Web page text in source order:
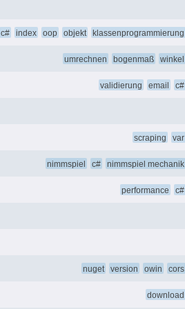
c# index oop objekt klassenprogrammierung
umrechnen bogenmaß winkel
validierung email c#
scraping var
nimmspiel c# nimmspiel mechanik
performance c#
nuget version owin cors
download